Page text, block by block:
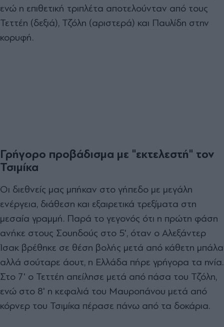
ενώ η επιθετική τριπλέτα αποτελούνταν από τους
Τεττέη (δεξιά), Τζόλη (αριστερά) και Παυλίδη στην
κορυφή.
Γρήγορο προβάδισμα με "εκτελεστή" τον
Τσιμίκα
Οι διεθνείς μας μπήκαν στο γήπεδο με μεγάλη
ενέργεια, διάθεση και εξαιρετικά τρεξίματα στη
μεσαία γραμμή. Παρά το γεγονός ότι η πρώτη φάση
ανήκε στους Σουηδούς στο 5', όταν ο Αλεξάντερ
Ίσακ βρέθηκε σε θέση βολής μετά από κάθετη μπάλα
αλλά σούταρε άουτ, η Ελλάδα πήρε γρήγορα τα ηνία.
Στο 7' ο Τεττέη απείλησε μετά από πάσα του Τζόλη,
ενώ στο 8' η κεφαλιά του Μαυροπάνου μετά από
κόρνερ του Τσιμίκα πέρασε πάνω από τα δοκάρια.